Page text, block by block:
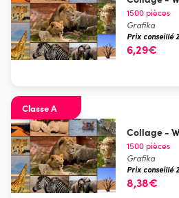
1500 pièces
Grafika
Prix conseillé
6,29€
Classe A
Collage -
1500 pièces
Grafika
Prix conseillé
8,38€